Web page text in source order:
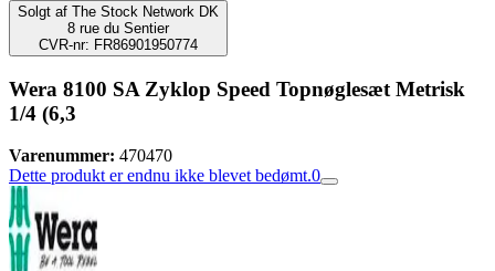
Solgt af The Stock Network DK
8 rue du Sentier
CVR-nr: FR86901950774
Wera 8100 SA Zyklop Speed Topnøglesæt Metrisk
1/4 (6,3
Varenummer: 470470
Dette produkt er endnu ikke blevet bedømt.0